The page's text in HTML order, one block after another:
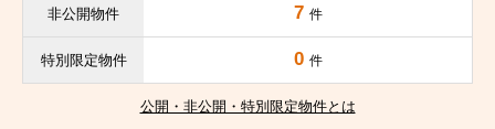
非公開物件 7 件
特別限定物件 0 件
公開・非公開・特別限定物件とは